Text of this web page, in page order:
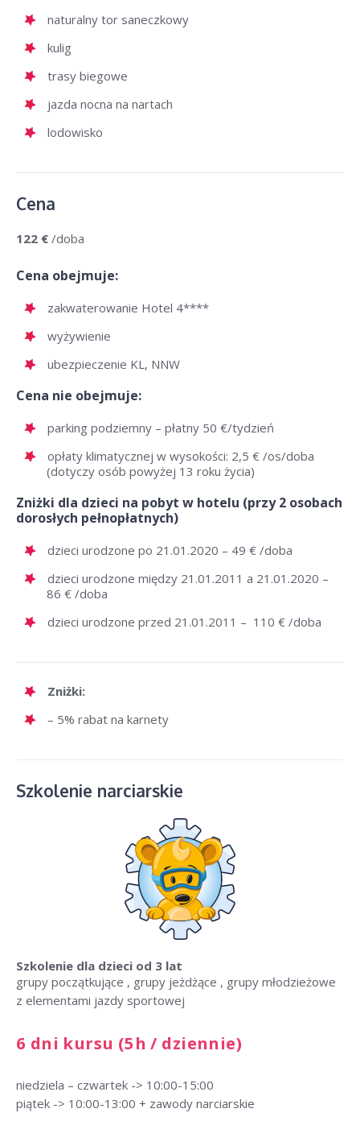
naturalny tor saneczkowy
kulig
trasy biegowe
jazda nocna na nartach
lodowisko
Cena
122 € /doba
Cena obejmuje:
zakwaterowanie Hotel 4****
wyżywienie
ubezpieczenie KL, NNW
Cena nie obejmuje:
parking podziemny – płatny 50 €/tydzień
opłaty klimatycznej w wysokości: 2,5 € /os/doba
(dotyczy osób powyżej 13 roku życia)
Zniżki dla dzieci na pobyt w hotelu (przy 2 osobach
dorosłych pełnopłatnych)
dzieci urodzone po 21.01.2020 – 49 € /doba
dzieci urodzone między 21.01.2011 a 21.01.2020 –
86 € /doba
dzieci urodzone przed 21.01.2011 – 110 € /doba
Zniżki:
– 5% rabat na karnety
Szkolenie narciarskie
Szkolenie dla dzieci od 3 lat
grupy początkujące , grupy jeżdżące , grupy młodzieżowe
z elementami jazdy sportowej
6 dni kursu (5h / dziennie)
niedziela – czwartek -> 10:00-15:00
piątek -> 10:00-13:00 + zawody narciarskie